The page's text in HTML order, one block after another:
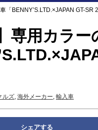
「BENNY’S.LTD.×JAPAN GT-SR
専用カラー
ルズ, 海外メーカー, 輸入車
シェアする